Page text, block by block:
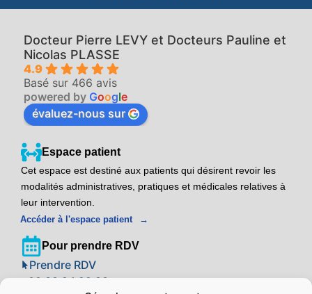
Docteur Pierre LEVY et Docteurs Pauline et
Nicolas PLASSE
4.9
Basé sur 466 avis
powered by Google
évaluez-nous sur
Espace patient
Cet espace est destiné aux patients qui désirent revoir les
modalités administratives, pratiques et médicales relatives à
leur intervention.
Accéder à l'espace patient
Pour prendre RDV
Prendre RDV
09 39 24 22 88